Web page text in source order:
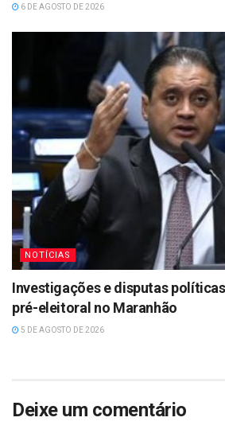
6 DE AGOSTO DE 2026
NOTÍCIAS
Investigações e disputas
pré-eleitoral no Maranhão
5 DE AGOSTO DE 2026
Deixe um comentário